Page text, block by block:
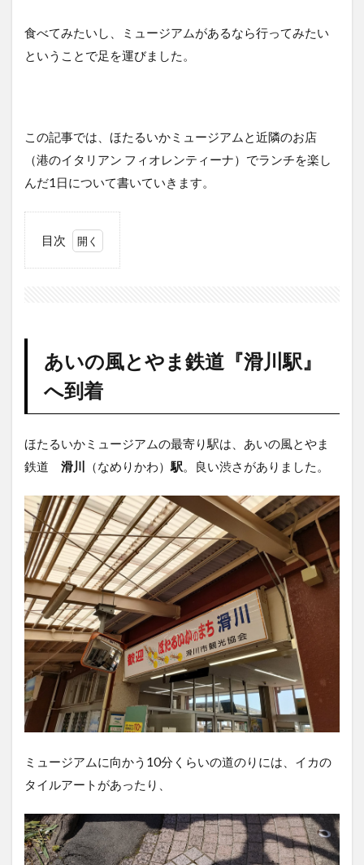
食べてみたいし、ミュージアムがあるなら行ってみたい
ということで足を運びました。
この記事では、ほたるいかミュージアムと近隣のお店
（港のイタリアン フィオレンティーナ）でランチを楽し
んだ1日について書いていきます。
目次
『滑
川
駅』
着
2
ほ
る
い
か
ミ
ュ
ー
ジ
ア
ム
2.1
ミュ
ージ
アム
ギャ
ラリ
2.2
ミュ
アム
シア
ター
あいの風とやま鉄道『滑川駅』
へ到着
ほたるいかミュージアムの最寄り駅は、あいの風とやま
鉄道 滑川 （なめりかわ） 駅。良い渋さがありました。
ミュージアムに向かう10分くらいの道のりには、イカの
タイルアートがあったり、